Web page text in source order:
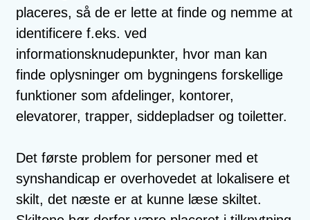
placeres, så de er lette at finde og nemme at
identificere f.eks. ved
informationsknudepunkter, hvor man kan
finde oplysninger om bygningens forskellige
funktioner som afdelinger, kontorer,
elevatorer, trapper, siddepladser og toiletter.
Det første problem for personer med et
synshandicap er overhovedet at lokalisere et
skilt, det næste er at kunne læse skiltet.